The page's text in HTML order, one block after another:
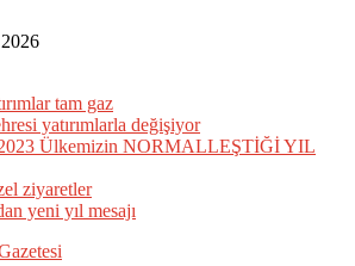
tam gaz
yatırımlarla değişiyor
Ülkemizin NORMALLEŞTİĞİ YIL
ziyaretler
yeni yıl mesajı